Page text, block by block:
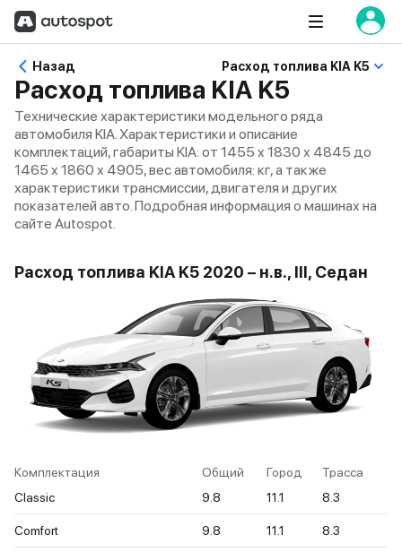
Назад Расход топлива KIA K5
Расход топлива KIA K5
Технические характеристики модельного ряда
автомобиля KIA. Характеристики и описание
комплектаций, габариты KIA: от 1455 x 1830 x 4845 до
1465 x 1860 x 4905, вес автомобиля: кг, а также
характеристики трансмиссии, двигателя и других
показателей авто. Подробная информация о машинах на
сайте Autospot.
Расход топлива KIA K5 2020 – н.в., III, Седан
Комплектация Общий Город
Трасса
Classic
9.8 11.1 8.3
Comfort 9.8 11.1 8.3